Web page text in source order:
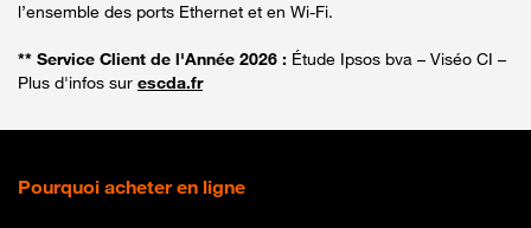
l’ensemble des ports Ethernet et en Wi-Fi.
** Service Client de l'Année 2026 : Étude Ipsos bva – Viséo CI –
Plus d'infos sur escda.fr
Pourquoi acheter en ligne